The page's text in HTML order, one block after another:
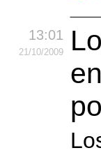
13:01
21/10/2009